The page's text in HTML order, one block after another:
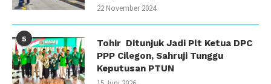
22 November 2024
5
Tohir Ditunjuk Jadi Plt Ketua DPC
PPP Cilegon, Sahruji Tunggu
Keputusan PTUN